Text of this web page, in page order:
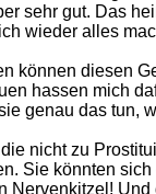
sehr gut. Das
wieder alles
können diesen
hassen mich
genau das tun,
nicht zu
Sie könnten sich
Nervenkitzel!